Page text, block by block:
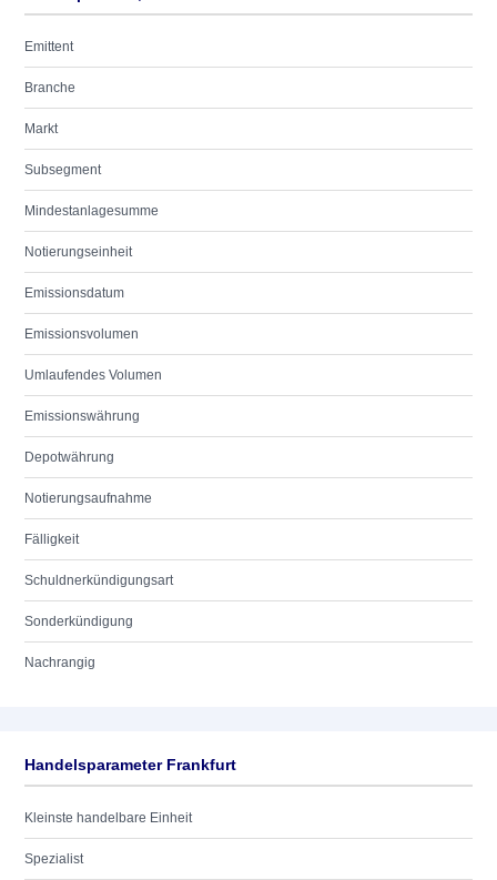
Emittent
Branche
Markt
Subsegment
Mindestanlagesumme
Notierungseinheit
Emissionsdatum
Emissionsvolumen
Umlaufendes Volumen
Emissionswährung
Depotwährung
Notierungsaufnahme
Fälligkeit
Schuldnerkündigungsart
Sonderkündigung
Nachrangig
Handelsparameter Frankfurt
Kleinste handelbare Einheit
Spezialist